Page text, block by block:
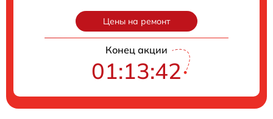
Цены на ремонт
Конец акции
01:13:40